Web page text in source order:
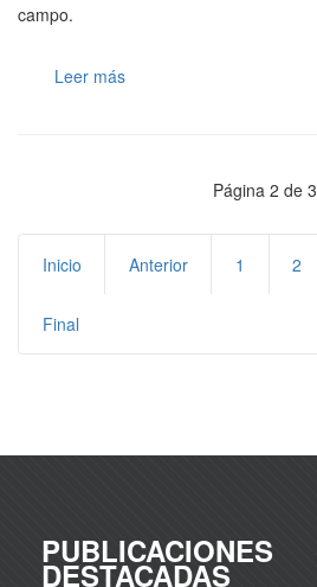
campo.
Leer más
Página 2 de 3
Inicio Anterior 1 2
Final
PUBLICACIONES
DESTACADAS